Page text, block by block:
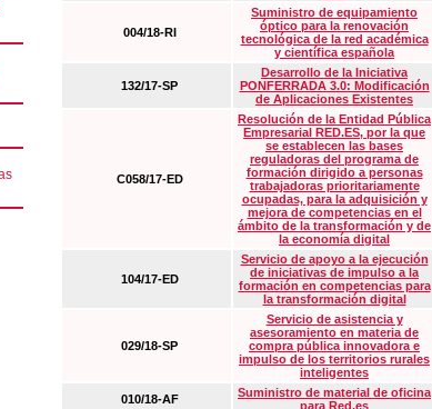
004/18-RI
Suministro de equipamiento
óptico para la renovación
tecnológica de la red académica
y científica española
132/17-SP
Desarrollo de la Iniciativa
PONFERRADA 3.0: Modificación
de Aplicaciones Existentes
C058/17-ED
Resolución de la Entidad Pública
Empresarial RED.ES, por la que
se establecen las bases
reguladoras del programa de
formación dirigido a personas
trabajadoras prioritariamente
ocupadas, para la adquisición y
mejora de competencias en el
ámbito de la transformación y de
la economía digital
104/17-ED
Servicio de apoyo a la ejecución
de iniciativas de impulso a la
formación en competencias para
la transformación digital
029/18-SP
Servicio de asistencia y
asesoramiento en materia de
compra pública innovadora e
impulso de los territorios rurales
inteligentes
010/18-AF
Suministro de material de oficina
para Red.es